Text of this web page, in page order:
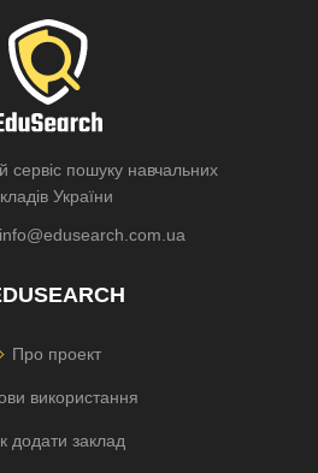
сервіс пошуку навчальних
України
info@edusearch.com.ua
Про проект
використання
додати заклад